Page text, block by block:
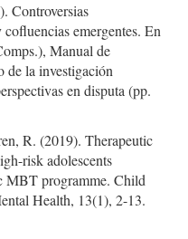
Controversias
emergentes. En
Manual de
de la investigación
en disputa (pp.
R. (2019). Therapeutic
risk adolescents
MBT programme. Child
Health, 13(1), 2-13.